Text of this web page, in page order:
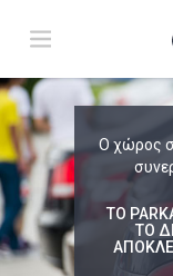
Ο χώρος
ΤΟ
ΤΟ
ΑΦΙΞΗ Σαβ 08